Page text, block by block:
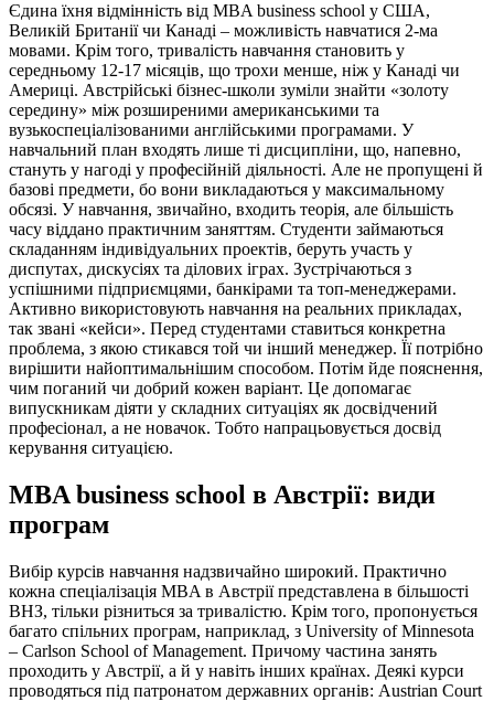
Єдина їхня відмінність від MBA business school у США,
Великій Британії чи Канаді – можливість навчатися 2-ма
мовами. Крім того, тривалість навчання становить у
середньому 12-17 місяців, що трохи менше, ніж у Канаді чи
Америці. Австрійські бізнес-школи зуміли знайти «золоту
середину» між розширеними американськими та
вузькоспеціалізованими англійськими програмами. У
навчальний план входять лише ті дисципліни, що, напевно,
стануть у нагоді у професійній діяльності. Але не пропущені й
базові предмети, бо вони викладаються у максимальному
обсязі. У навчання, звичайно, входить теорія, але більшість
часу віддано практичним заняттям. Студенти займаються
складанням індивідуальних проектів, беруть участь у
диспутах, дискусіях та ділових іграх. Зустрічаються з
успішними підприємцями, банкірами та топ-менеджерами.
Активно використовують навчання на реальних прикладах,
так звані «кейси». Перед студентами ставиться конкретна
проблема, з якою стикався той чи інший менеджер. Її потрібно
вирішити найоптимальнішим способом. Потім йде пояснення,
чим поганий чи добрий кожен варіант. Це допомагає
випускникам діяти у складних ситуаціях як досвідчений
професіонал, а не новачок. Тобто напрацьовується досвід
керування ситуацією.
MBA business school в Австрії: види
програм
Вибір курсів навчання надзвичайно широкий. Практично
кожна спеціалізація MBA в Австрії представлена ​​в більшості
ВНЗ, тільки різниться за тривалістю. Крім того, пропонується
багато спільних програм, наприклад, з University of Minnesota
– Carlson School of Management. Причому частина занять
проходить у Австрії, а й у навіть інших країнах. Деякі курси
проводяться під патронатом державних органів: Austrian Court